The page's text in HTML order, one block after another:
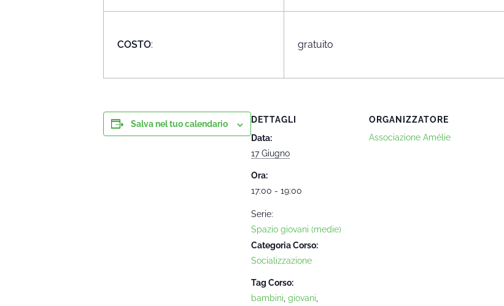
COSTO: gratuito
Salva nel tuo calendario
DETTAGLI
Data:
17 Giugno
Ora:
17:00 - 19:00
Serie:
Spazio giovani (medie)
Categoria Corso:
Socializzazione
Tag Corso:
bambini giovani
ORGANIZZATORE
Associazione Amélie